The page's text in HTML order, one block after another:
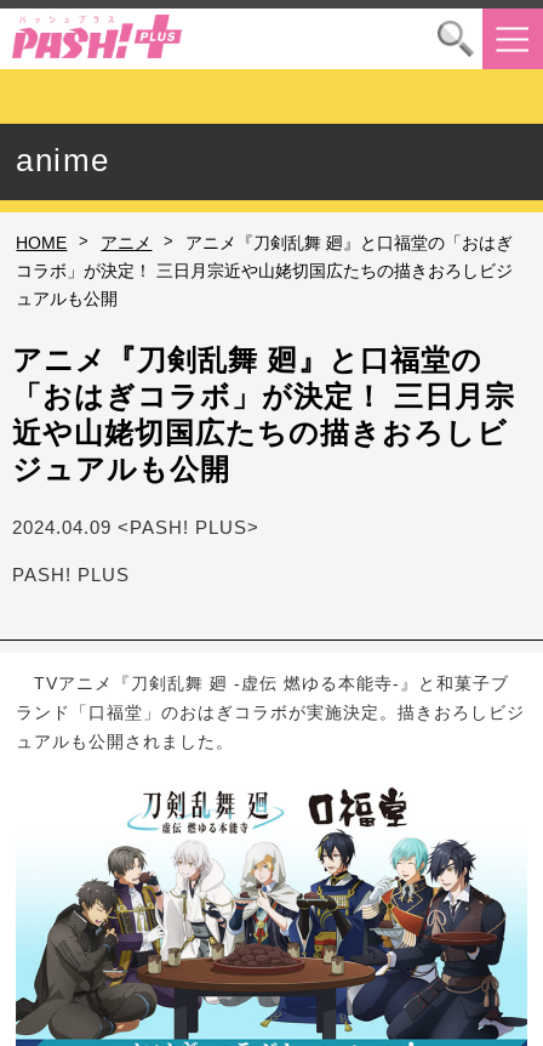
anime
HOME > アニメ >
アニメ『刀剣乱舞 廻』と口福堂の「おはぎ
コラボ」が決定！ 三日月宗近や山姥切国広たちの描きおろしビジ
ュアルも公開
アニメ『刀剣乱舞 廻』と口福堂の
「おはぎコラボ」が決定！ 三日月宗
近や山姥切国広たちの描きおろしビ
ジュアルも公開
2024.04.09 <PASH! PLUS>
PASH! PLUS
TVアニメ『刀剣乱舞 廻 -虚伝 燃ゆる本能寺-』と和菓子ブ
ランド「口福堂」のおはぎコラボが実施決定。描きおろしビジ
ュアルも公開されました。